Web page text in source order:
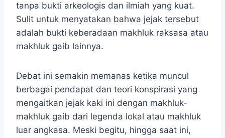
tanpa bukti arkeologis dan ilmiah yang kuat.
Sulit untuk menyatakan bahwa jejak tersebut
adalah bukti keberadaan makhluk raksasa atau
makhluk gaib lainnya.
Debat ini semakin memanas ketika muncul
berbagai pendapat dan teori konspirasi yang
mengaitkan jejak kaki ini dengan makhluk-
makhluk gaib dari legenda lokal atau makhluk
luar angkasa. Meski begitu, hingga saat ini,